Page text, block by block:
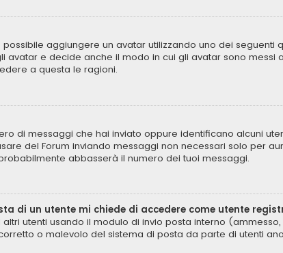
possibile aggiungere un avatar utilizzando uno dei seguenti
e decide anche il modo in cui gli avatar sono messi
a questa le ragioni.
di messaggi che hai inviato oppure identificano alcuni
del Forum inviando messaggi non necessari solo per
abbasserà il numero dei tuoi messaggi.
di un utente mi chiede di accedere come utente
utenti usando il modulo di invio posta interno
o malevolo del sistema di posta da parte di utenti